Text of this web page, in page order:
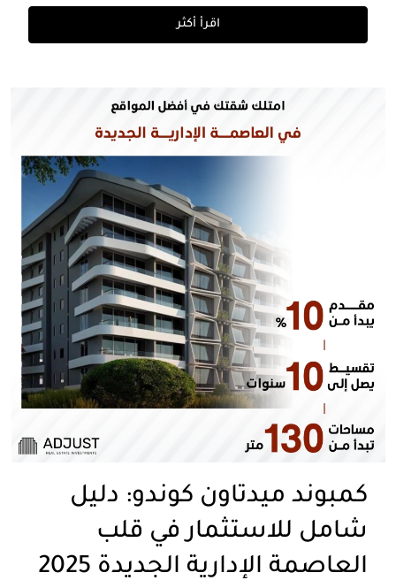
اقرأ أكثر
كمبوند ميدتاون كوندو: دليل
شامل للاستثمار في قلب
العاصمة الإدارية الجديدة 2025